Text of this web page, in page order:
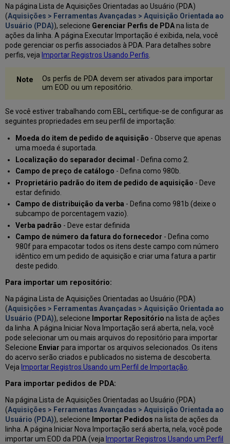
Na página Lista de Aquisições Orientadas ao Usuário (PDA)
(Aquisições > Ferramentas Avançadas > Aquisição Orientada ao
Usuário (PDA)), selecione Gerenciar Perfis de PDAna lista de
ações da linha. A página Executar Importação é exibida, nela, você
pode gerenciar os perfis associados à PDA. Para detalhes sobre
perfis, veja Importar Registros Usando Perfis
Os perfis de PDA devem ser ativados para importar
um EOD ou um repositório.
Se você estiver trabalhando com EBL, certifique-se de configurar as
seguintes propriedades em seu perfil de importação:
Moeda do item de pedido de aquisição - Observe que apenas
uma moeda é suportada.
Localização do separador decimal - Defina como 2.
Campo de preço de catálogo - Defina como 980b.
Proprietário padrão do item de pedido de aquisição - Deve
estar definido.
Campo de distribuição da verba - Defina como 981b (deixe o
subcampo de porcentagem vazio).
Verba padrão - Deve estar definida
Campo de número da fatura do fornecedor - Defina como
980f para empacotar todos os itens deste campo com número
idêntico em um pedido de aquisição e criar uma fatura a partir
deste pedido.
Para importar um repositório:
Na página Lista de Aquisições Orientadas ao Usuário (PDA)
(Aquisições > Ferramentas Avançadas > Aquisição Orientada ao
Usuário (PDA)), selecione Importar Repositório na lista de ações
da linha. A página Iniciar Nova Importação será aberta, nela, você
pode selecionar um ou mais arquivos do repositório para importar
Selecione Enviar para importar os arquivos selecionados. Os itens
do acervo serão criados e publicados no sistema de descoberta.
Veja Importar Registros Usando um Perfil de Importação.
Para importar pedidos de PDA:
Na página Lista de Aquisições Orientadas ao Usuário (PDA)
(Aquisições > Ferramentas Avançadas > Aquisição Orientada ao
Usuário (PDA)), selecione Importar Pedidos na lista de ações da
linha. A página Iniciar Nova Importação será aberta, nela, você pode
importar um EOD da PDA (veja Importar Registros Usando um Perfil